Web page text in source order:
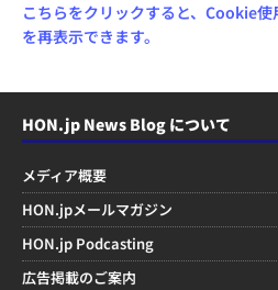
こちらをクリックすると、Cookie
を再表示できます。
HON.jp News Blog について
メディア概要
HON.jpメールマガジン
HON.jp Podcasting
広告掲載のご案内